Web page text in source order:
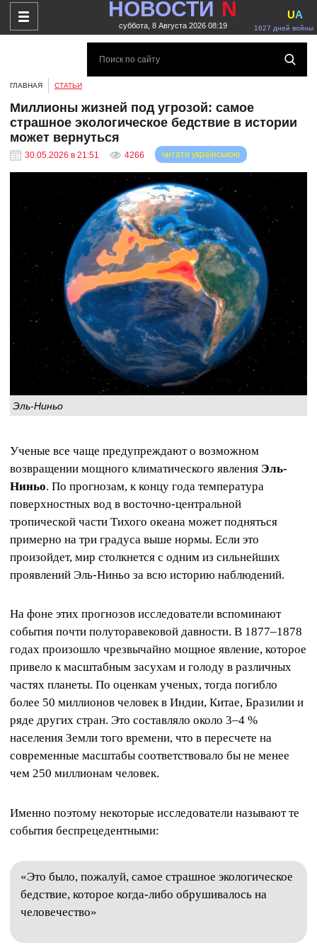
НОВОСТИ N
суббота, 8 Августа 2026 08:19 1627 дней войны
UA
ГЛАВНАЯ СТАТЬИ
Миллионы жизней под угрозой: самое
страшное экологическое бедствие в истории
может вернуться
30.05.2026 в 21:51 4266 читати українською
Эль-Ниньо
Ученые все чаще предупреждают о возможном
возвращении мощного климатического явления Эль-
Ниньо. По прогнозам, к концу года температура
поверхностных вод в восточно-центральной
тропической части Тихого океана может подняться
примерно на три градуса выше нормы. Если это
произойдет, мир столкнется с одним из сильнейших
проявлений Эль-Ниньо за всю историю наблюдений.
На фоне этих прогнозов исследователи вспоминают
события почти полуторавековой давности. В 1877–1878
годах произошло чрезвычайно мощное явление, которое
привело к масштабным засухам и голоду в различных
частях планеты. По оценкам ученых, тогда погибло
более 50 миллионов человек в Индии, Китае, Бразилии и
ряде других стран. Это составляло около 3–4 %
населения Земли того времени, что в пересчете на
современные масштабы соответствовало бы не менее
чем 250 миллионам человек.
Именно поэтому некоторые исследователи называют те
события беспрецедентными:
«Это было, пожалуй, самое страшное экологическое
бедствие, которое когда-либо обрушивалось на
человечество»